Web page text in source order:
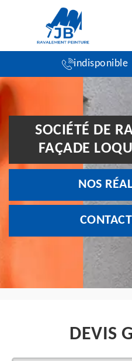
indisponible
SOCIÉTÉ DE
FAÇADE
NOS
DEVIS